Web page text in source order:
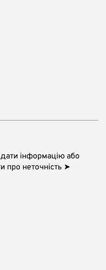
інформацію або
про неточність ➤